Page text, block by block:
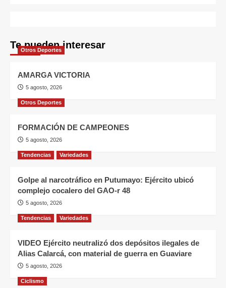
Te pueden interesar
Otros Deportes
AMARGA VICTORIA
5 agosto, 2026
Otros Deportes
FORMACIÓN DE CAMPEONES
5 agosto, 2026
Tendencias Variedades
Golpe al narcotráfico en Putumayo: Ejército ubicó
complejo cocalero del GAO-r 48
5 agosto, 2026
Tendencias Variedades
VIDEO Ejército neutralizó dos depósitos ilegales de
Alias Calarcá, con material de guerra en Guaviare
5 agosto, 2026
Ciclismo